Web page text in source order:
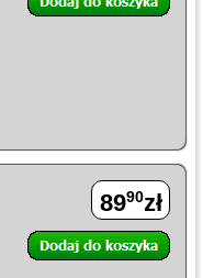
8990zł